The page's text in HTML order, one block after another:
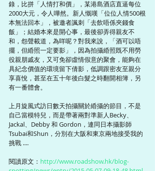
錄，比拼「人情打和價」，某港島酒店直逼每位
2000大元，令人嘩然。新人慨嘆「位位人情500根
本無法回本」，被邀者諷刺「去飲唔係夾錢食
飯」；結婚本來是開心事，最後卻弄得親友不
和，怨聲載道，為咩呢？對我來說，「酒可以唔
擺，但緍照一定要影」，因為拍攝緍照既不用勞
役親朋戚友，又可免卻虛情假意的聚會，能夠在
具紀念價值的環境留下倩影，低調跟密友至親分
享喜悅，甚至在五十年後白髮之時翻開相簿，另
有一番體會。
上月旋風式訪日數天拍攝關於緍攝的節目，不是
自己當模特兒，而是帶著兩對準新人Becky、
Jackal、Debby 和 Gordon，連同日本攝影師
Tsubai和Shun，分別在大阪和東京兩地接受我的
挑戰 ....
閱讀原文： http://www.roadshow.hk/blog-